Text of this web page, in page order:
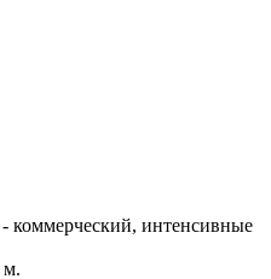
коммерческий, интенсивные
м.